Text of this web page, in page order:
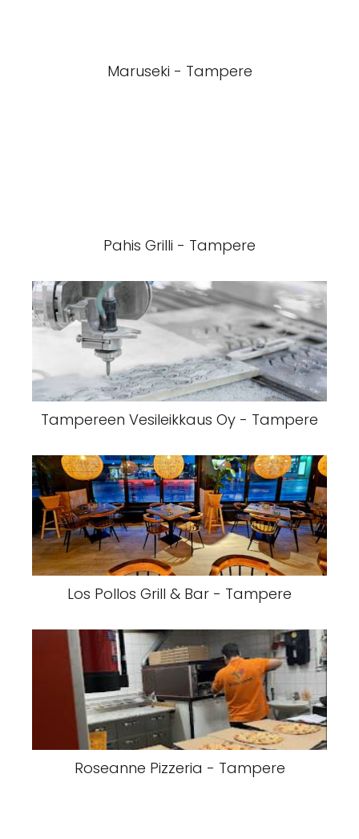
Maruseki - Tampere
Pahis Grilli - Tampere
Tampereen Vesileikkaus Oy - Tampere
Los Pollos Grill & Bar - Tampere
Roseanne Pizzeria - Tampere